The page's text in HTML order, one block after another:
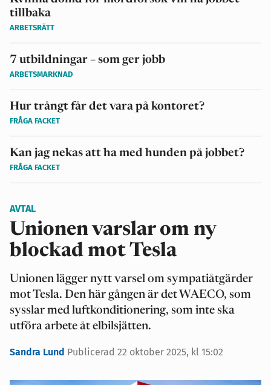
tillbaka
ARBETSRÄTT
7 utbildningar – som ger jobb
ARBETSMARKNAD
Hur trångt får det vara på kontoret?
FRÅGA FACKET
Kan jag nekas att ha med hunden på jobbet?
FRÅGA FACKET
AVTAL
Unionen varslar om ny
blockad mot Tesla
Unionen lägger nytt varsel om sympatiåtgärder
mot Tesla. Den här gången är det WAECO, som
sysslar med luftkonditionering, som inte ska
utföra arbete åt elbilsjätten.
Sandra Lund Publicerad 22 oktober 2025, kl 15:02